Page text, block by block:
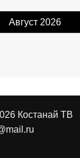
Август 2026
Костанай ТВ